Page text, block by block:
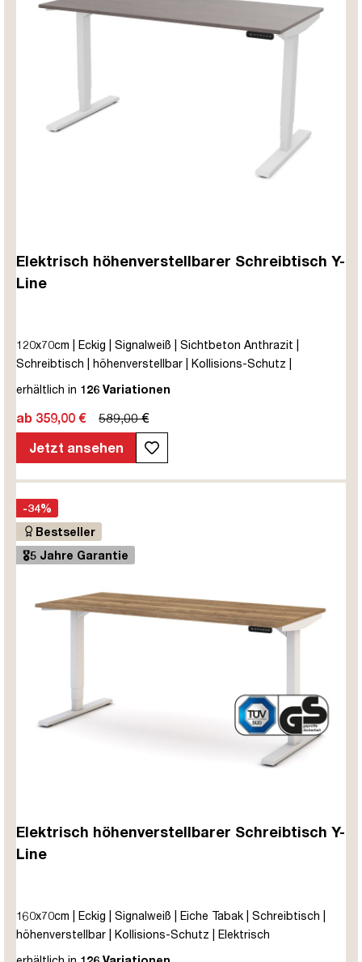
Elektrisch höhenverstellbarer Schreibtisch Y-
Line
120x70cm | Eckig | Signalweiß | Sichtbeton Anthrazit |
Schreibtisch | höhenverstellbar | Kollisions-Schutz |
Elektrisch höhenverstellbar | Kindersicherung | Metall | Holz |
unmontiert | TÜV© mobiles Arbeiten | bis zu 80 kg | Y-Line |
erhältlich in 126 Variationen
ab 359,00 €
589,00 €
Jetzt ansehen
-34%
Bestseller
🎖️5 Jahre Garantie
Elektrisch höhenverstellbarer Schreibtisch Y-
Line
160x70cm | Eckig | Signalweiß | Eiche Tabak | Schreibtisch |
höhenverstellbar | Kollisions-Schutz | Elektrisch
höhenverstellbar | Kindersicherung | Metall | Holz |